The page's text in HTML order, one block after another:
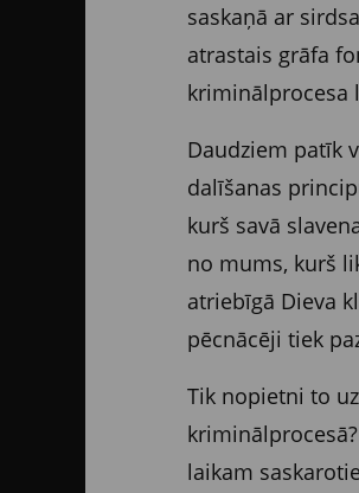
saskaņā ar
atrastais grāfa
kriminālprocesa
Daudziem patīk
dalīšanas
kurš savā
no mums, kurš
atriebīgā Dieva
pēcnācēji tiek
Tik nopietni to
laikam